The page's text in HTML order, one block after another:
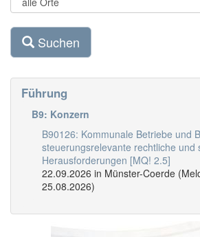
Suchen
Führung
B9: Konzern
B90126: Kommunale Betriebe und
steuerungsrelevante rechtliche und
Herausforderungen [MQ! 2.5]
22.09.2026 in Münster-Coerde
25.08.2026)